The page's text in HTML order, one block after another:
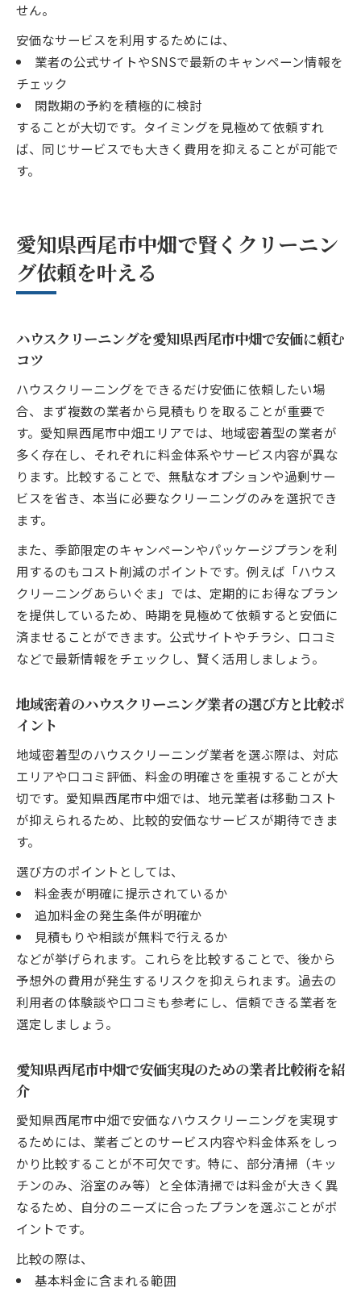
せん。
安価なサービスを利用するためには、
業者の公式サイトやSNSで最新のキャンペーン情報を
チェック
閑散期の予約を積極的に検討
することが大切です。タイミングを見極めて依頼すれ
ば、同じサービスでも大きく費用を抑えることが可能で
す。
愛知県西尾市中畑で賢くクリーニン
グ依頼を叶える
ハウスクリーニングを愛知県西尾市中畑で安価に頼む
コツ
ハウスクリーニングをできるだけ安価に依頼したい場
合、まず複数の業者から見積もりを取ることが重要で
す。愛知県西尾市中畑エリアでは、地域密着型の業者が
多く存在し、それぞれに料金体系やサービス内容が異な
ります。比較することで、無駄なオプションや過剰サー
ビスを省き、本当に必要なクリーニングのみを選択でき
ます。
また、季節限定のキャンペーンやパッケージプランを利
用するのもコスト削減のポイントです。例えば「ハウス
クリーニングあらいぐま」では、定期的にお得なプラン
を提供しているため、時期を見極めて依頼すると安価に
済ませることができます。公式サイトやチラシ、口コミ
などで最新情報をチェックし、賢く活用しましょう。
地域密着のハウスクリーニング業者の選び方と比較ポ
イント
地域密着型のハウスクリーニング業者を選ぶ際は、対応
エリアや口コミ評価、料金の明確さを重視することが大
切です。愛知県西尾市中畑では、地元業者は移動コスト
が抑えられるため、比較的安価なサービスが期待できま
す。
選び方のポイントとしては、
料金表が明確に提示されているか
追加料金の発生条件が明確か
見積もりや相談が無料で行えるか
などが挙げられます。これらを比較することで、後から
予想外の費用が発生するリスクを抑えられます。過去の
利用者の体験談や口コミも参考にし、信頼できる業者を
選定しましょう。
愛知県西尾市中畑で安価実現のための業者比較術を紹
介
愛知県西尾市中畑で安価なハウスクリーニングを実現す
るためには、業者ごとのサービス内容や料金体系をしっ
かり比較することが不可欠です。特に、部分清掃（キッ
チンのみ、浴室のみ等）と全体清掃では料金が大きく異
なるため、自分のニーズに合ったプランを選ぶことがポ
イントです。
比較の際は、
基本料金に含まれる範囲